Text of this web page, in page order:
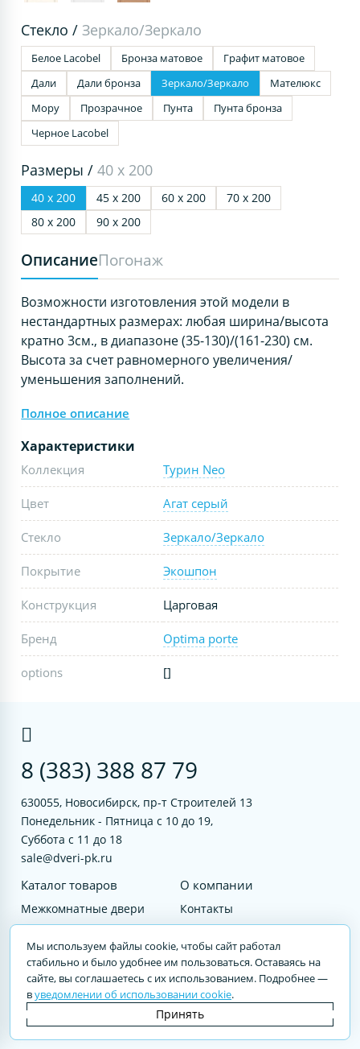
Стекло /Зеркало/Зеркало
Белое Lacobel Бронза матовое
Графит матовое
Дали
Дали бронза Зеркало/Зеркало
Мателюкс
Мору
Прозрачное Пунта
Пунта бронза
Черное Lacobel
Размеры /40 х 200
40 х 200 45 х 200 60 х 200
70 х 200
80 х 200
90 х 200
ОписаниеПогонаж
Возможности изготовления этой модели в
нестандартных размерах: любая ширина/высота
кратно 3см., в диапазоне (35-130)/(161-230) см.
Высота за счет равномерного увеличения/
уменьшения заполнений.
Полное описание
Характеристики
Коллекция Турин Neo
Цвет Агат серый
Стекло Зеркало/Зеркало
Покрытие Экошпон
Конструкция Царговая
Бренд Optima porte
options []
8 (383) 388 87 79
630055, Новосибирск, пр-т Строителей 13
Понедельник - Пятница с 10 до 19,
Суббота с 11 до 18
sale@dveri-pk.ru
Каталог товаров
Межкомнатные двери
Входные двери
Услуги
О компании
Контакты
© 2023 DVERI-PK.RU Авторские права защищены. Полное или частичное
воспроизведение материалов cайта без письменного разрешения —
запрещено.
Мы используем файлы cookie, чтобы сайт работал
стабильно и было удобнее им пользоваться. Оставаясь на
сайте, вы соглашаетесь с их использованием. Подробнее —
вуведомлении об использовании cookie.
Принять